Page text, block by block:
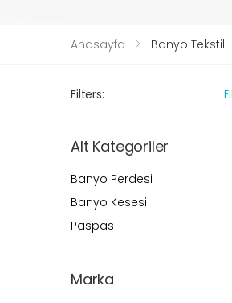
Anasayfa Banyo Tekstili
Filters:
Alt Kategoriler
Banyo Perdesi
Banyo Kesesi
Paspas
Marka